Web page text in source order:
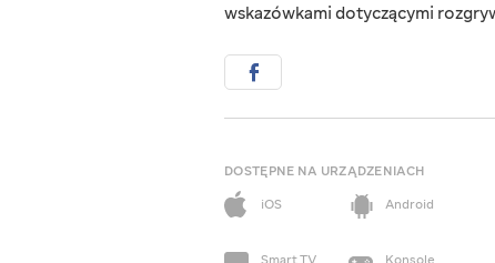
wskazówkami dotyczącymi
DOSTĘPNE NA URZĄDZENIACH
iOS
Android